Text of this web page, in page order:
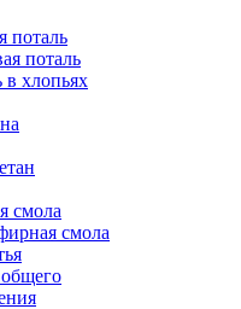
поталь
поталь
в хлопьях
смола
смола